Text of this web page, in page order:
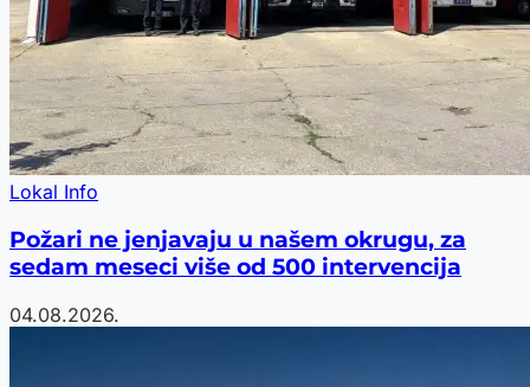
Lokal Info
Požari ne jenjavaju u našem okrugu, za
sedam meseci više od 500 intervencija
04.08.2026.